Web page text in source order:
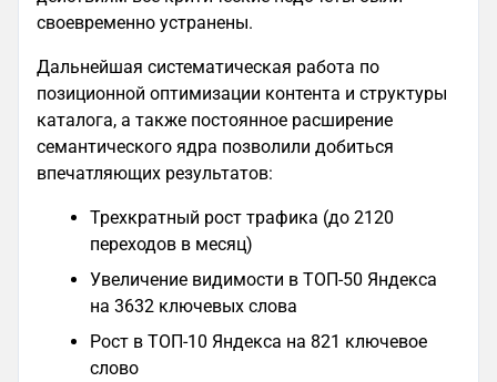
своевременно устранены.
Дальнейшая систематическая работа по
позиционной оптимизации контента и структуры
каталога, а также постоянное расширение
семантического ядра позволили добиться
впечатляющих результатов:
Трехкратный рост трафика (до 2120
переходов в месяц)
Увеличение видимости в ТОП-50 Яндекса
на 3632 ключевых слова
Рост в ТОП-10 Яндекса на 821 ключевое
слово